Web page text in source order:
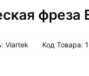
фреза
Viartek Код Товара: